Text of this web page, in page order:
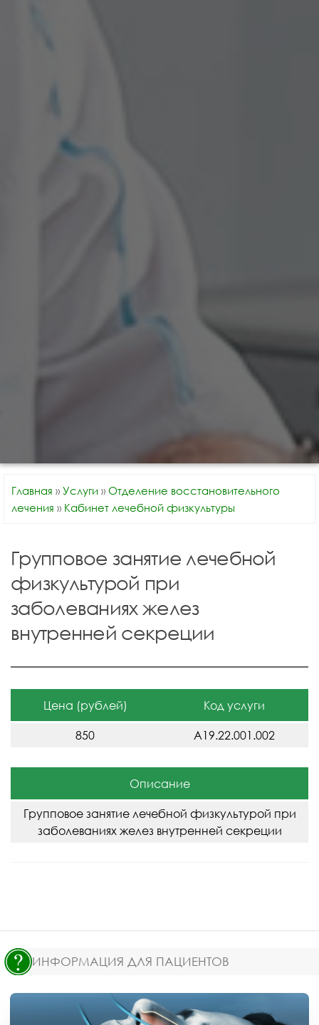
Главная » Услуги » Отделение восстановительного
лечения » Кабинет лечебной физкультуры
Групповое занятие лечебной
физкультурой при
заболеваниях желез
внутренней секреции
Цена (рублей) Код услуги
850 A19.22.001.002
Описание
Групповое занятие лечебной физкультурой при
заболеваниях желез внутренней секреции
ИНФОРМАЦИЯ ДЛЯ ПАЦИЕНТОВ